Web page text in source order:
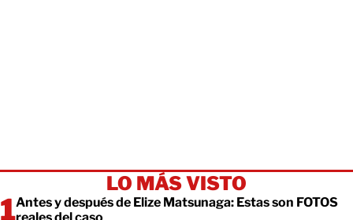
LO MÁS VISTO
Antes y después de Elize Matsunaga: Estas son FOTOS